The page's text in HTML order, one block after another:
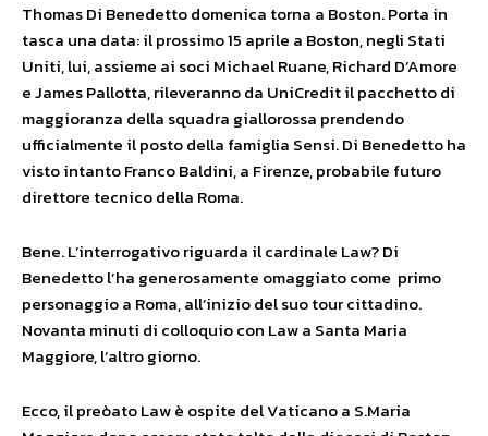
Thomas Di Benedetto domenica torna a Boston. Porta in
tasca una data: il prossimo 15 aprile a Boston, negli Stati
Uniti, lui, assieme ai soci Michael Ruane, Richard D’Amore
e James Pallotta, rileveranno da UniCredit il pacchetto di
maggioranza della squadra giallorossa prendendo
ufficialmente il posto della famiglia Sensi. Di Benedetto ha
visto intanto Franco Baldini, a Firenze, probabile futuro
direttore tecnico della Roma.
Bene. L’interrogativo riguarda il cardinale Law? Di
Benedetto l’ha generosamente omaggiato come primo
personaggio a Roma, all’inizio del suo tour cittadino.
Novanta minuti di colloquio con Law a Santa Maria
Maggiore, l’altro giorno.
Ecco, il preòato Law è ospite del Vaticano a S.Maria